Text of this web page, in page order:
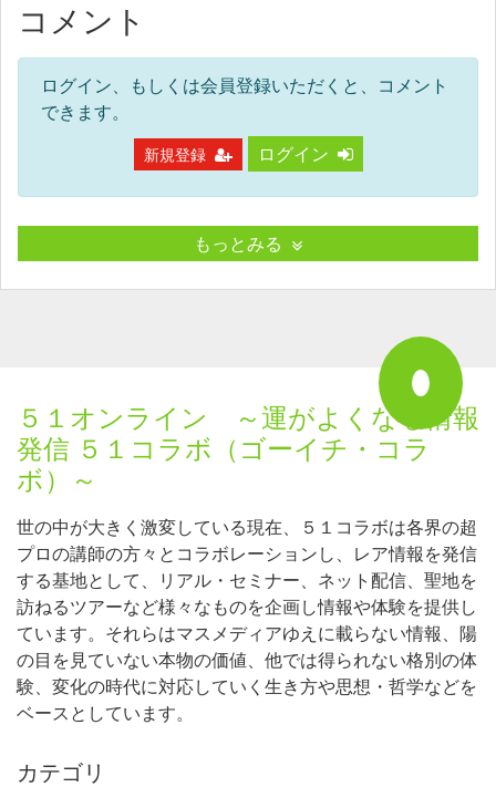
コメント
ログイン、もしくは会員登録いただくと、コメント
できます。
新規登録 ログイン
もっとみる
５１オンライン ～運がよくなる情報
発信 ５１コラボ（ゴーイチ・コラ
ボ）～
世の中が大きく激変している現在、５１コラボは各界の超
プロの講師の方々とコラボレーションし、レア情報を発信
する基地として、リアル・セミナー、ネット配信、聖地を
訪ねるツアーなど様々なものを企画し情報や体験を提供し
ています。それらはマスメディアゆえに載らない情報、陽
の目を見ていない本物の価値、他では得られない格別の体
験、変化の時代に対応していく生き方や思想・哲学などを
ベースとしています。
カテゴリ